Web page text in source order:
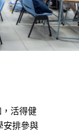
活得健
安排參與